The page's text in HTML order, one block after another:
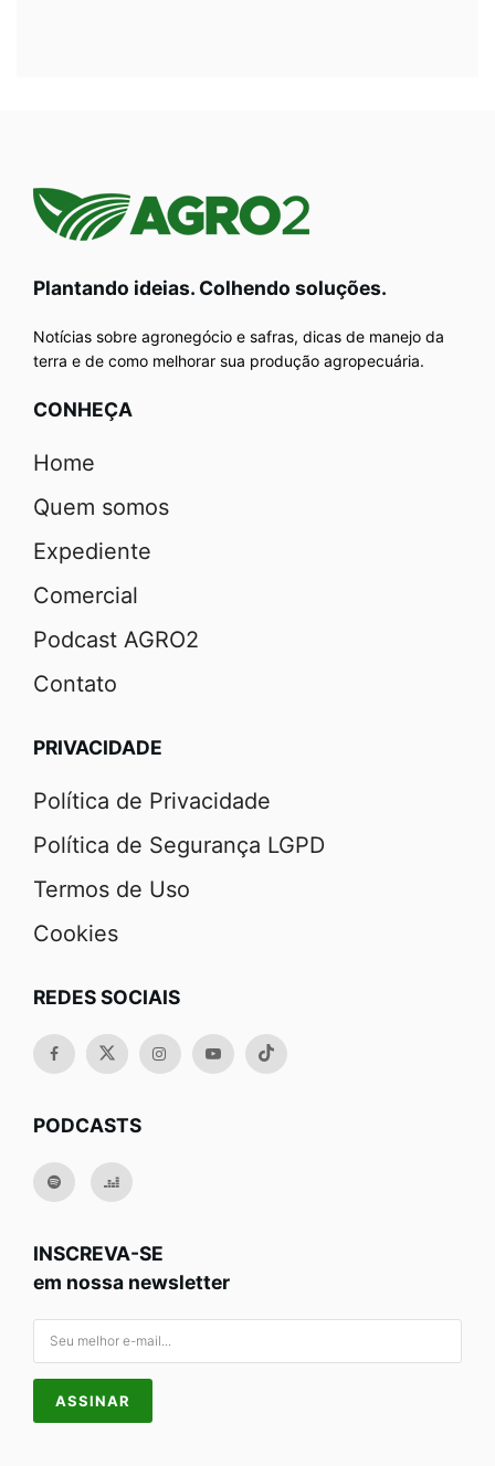
Plantando ideias. Colhendo soluções.
Notícias sobre agronegócio e safras, dicas de manejo da
terra e de como melhorar sua produção agropecuária.
CONHEÇA
Home
Quem somos
Expediente
Comercial
Podcast AGRO2
Contato
PRIVACIDADE
Política de Privacidade
Política de Segurança LGPD
Termos de Uso
Cookies
REDES SOCIAIS
PODCASTS
INSCREVA-SE
em nossa newsletter